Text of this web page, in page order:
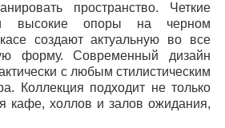
пространство. Четкие
высокие опоры на черном
создают актуальную во все
форму. Современный дизайн
с любым стилистическим
Коллекция подходит не только
кафе, холлов и залов ожидания,